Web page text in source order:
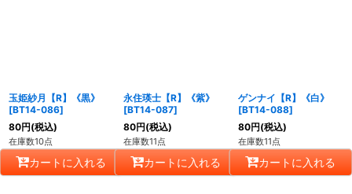
玉姫紗月【R】《黒》
[BT14-086]
80円(税込)
在庫数10点
カートに入れる
永住瑛士【R】《紫》
[BT14-087]
80円(税込)
在庫数11点
カートに入れる
ゲンナイ【R】《白》
[BT14-088]
80円(税込)
在庫数11点
カートに入れる